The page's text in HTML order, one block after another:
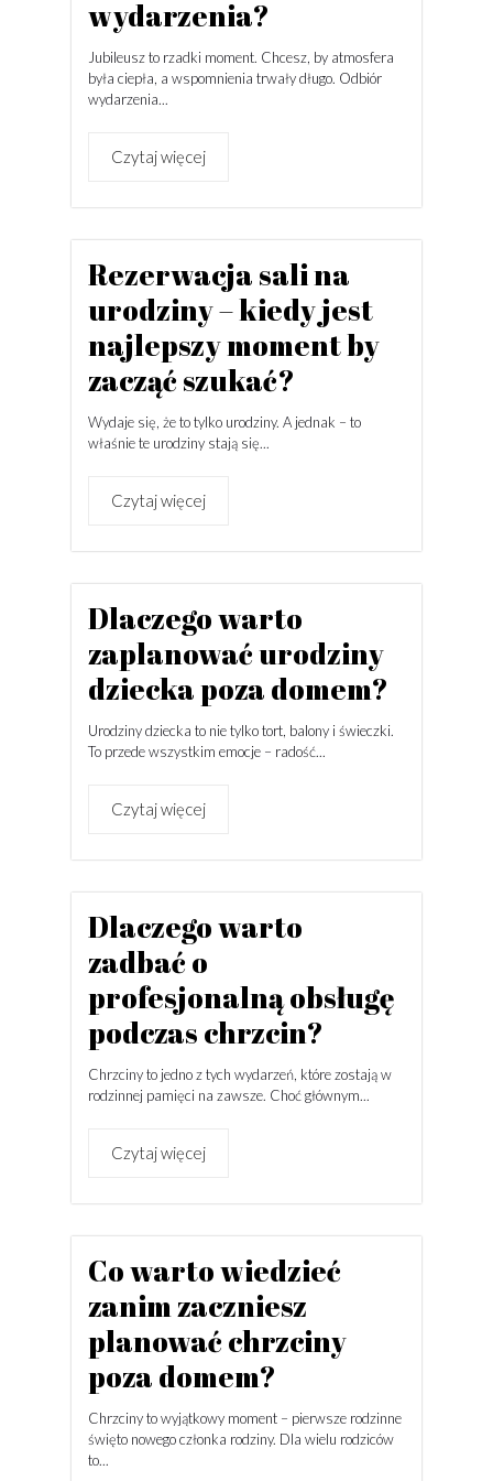
wydarzenia?
Jubileusz to rzadki moment. Chcesz, by atmosfera
była ciepła, a wspomnienia trwały długo. Odbiór
wydarzenia...
Czytaj więcej
Rezerwacja sali na
urodziny – kiedy jest
najlepszy moment by
zacząć szukać?
Wydaje się, że to tylko urodziny. A jednak – to
właśnie te urodziny stają się...
Czytaj więcej
Dlaczego warto
zaplanować urodziny
dziecka poza domem?
Urodziny dziecka to nie tylko tort, balony i świeczki.
To przede wszystkim emocje – radość...
Czytaj więcej
Dlaczego warto
zadbać o
profesjonalną obsługę
podczas chrzcin?
Chrzciny to jedno z tych wydarzeń, które zostają w
rodzinnej pamięci na zawsze. Choć głównym...
Czytaj więcej
Co warto wiedzieć
zanim zaczniesz
planować chrzciny
poza domem?
Chrzciny to wyjątkowy moment – pierwsze rodzinne
święto nowego członka rodziny. Dla wielu rodziców
to...